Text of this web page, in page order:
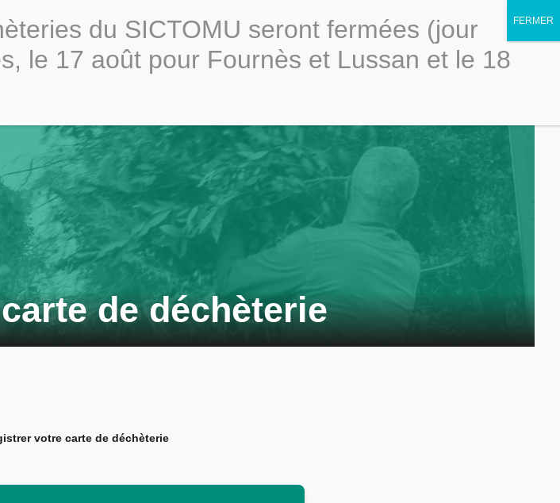
Actualités Publications légales Accessibilité Politique de confidentialité Portail élus
Déchèterie Professionnels Ressources Scolaires
Le
SICTOMU
de déchèterie
votre carte de déchèterie
du SICTOMU seront fermées (jour
le 17 août pour Fournès et Lussan et le 18